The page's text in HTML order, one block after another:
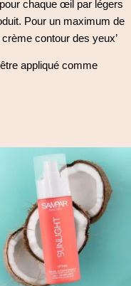
pour chaque œil par légers
Pour un maximum de
contour des yeux’
appliqué comme